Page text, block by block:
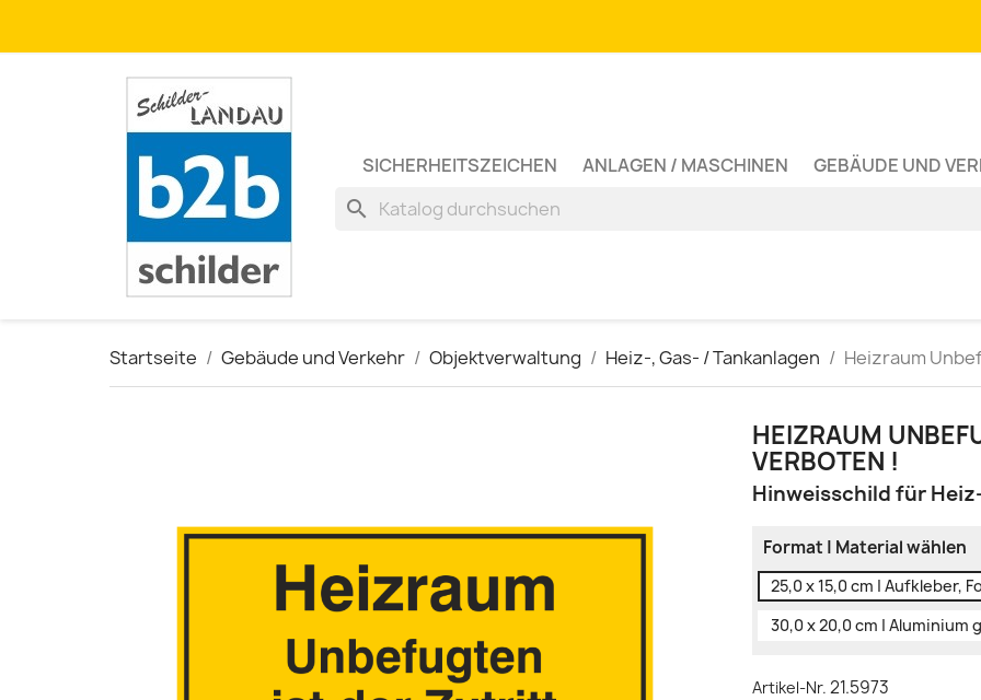
SICHERHEITSZEICHEN ANLAGEN / MASCHINEN GEBÄUDE UND
search
Startseite Gebäude und Verkehr Objektverwaltung Heiz-, Gas- / Tankanlagen Heizraum
HEIZRAUM
VERBOTEN !
Hinweisschild für
Format | Material wählen
25,0 x 15,0 cm | Aufkleber,
30,0 x 20,0 cm | Aluminium
Artikel-Nr. 21.5973